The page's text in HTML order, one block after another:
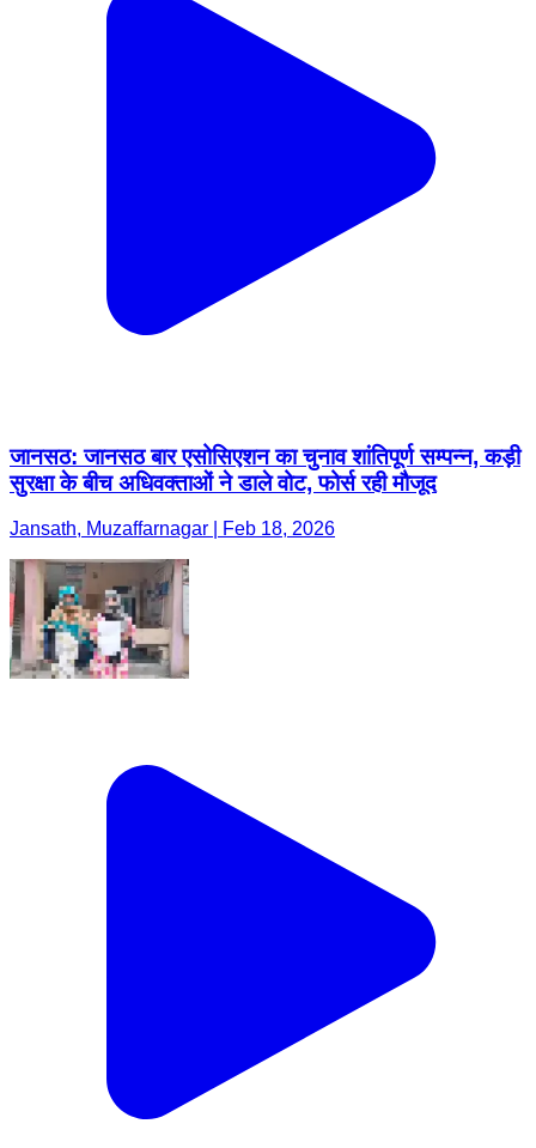
जानसठ: जानसठ बार एसोसिएशन का चुनाव शांतिपूर्ण सम्पन्न, कड़ी
सुरक्षा के बीच अधिवक्ताओं ने डाले वोट, फोर्स रही मौजूद
Jansath, Muzaffarnagar | Feb 18, 2026